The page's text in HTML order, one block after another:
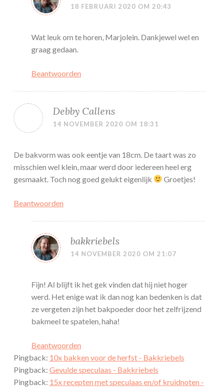
18 FEBRUARI 2020 OM 20:43
Wat leuk om te horen, Marjolein. Dankjewel wel en
graag gedaan.
Beantwoorden
Debby Callens
14 NOVEMBER 2020 OM 18:31
De bakvorm was ook eentje van 18cm. De taart was zo
misschien wel klein, maar werd door iedereen heel erg
gesmaakt. Toch nog goed gelukt eigenlijk
Groetjes!
Beantwoorden
bakkriebels
14 NOVEMBER 2020 OM 21:07
Fijn! Al blijft ik het gek vinden dat hij niet hoger
werd. Het enige wat ik dan nog kan bedenken is dat
ze vergeten zijn het bakpoeder door het zelfrijzend
bakmeel te spatelen, haha!
Beantwoorden
Pingback: 10x bakken voor de herfst - Bakkriebels
Pingback: Gevulde speculaas - Bakkriebels
Pingback: 15x recepten met speculaas en/of kruidnoten -